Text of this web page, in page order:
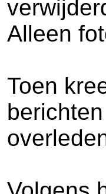
Alleen
Toen